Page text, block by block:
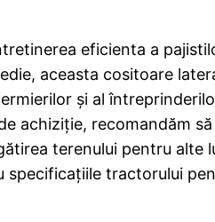
eficienta a
aceasta cositoare
și al
achiziție, recomandăm
terenului pentru alte
tractorului